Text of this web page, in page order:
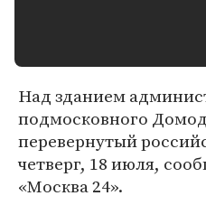
Над зданием
подмосковного
перевернутый
четверг, 18 июля,
«Москва 24».